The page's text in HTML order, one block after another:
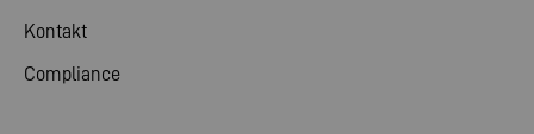
Kontakt
Compliance